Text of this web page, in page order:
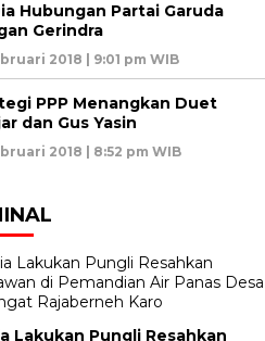
Hubungan Partai Garuda
Gerindra
2018 | 9:01 pm WIB
PPP Menangkan Duet
dan Gus Yasin
2018 | 8:52 pm WIB
Lakukan Pungli Resahkan